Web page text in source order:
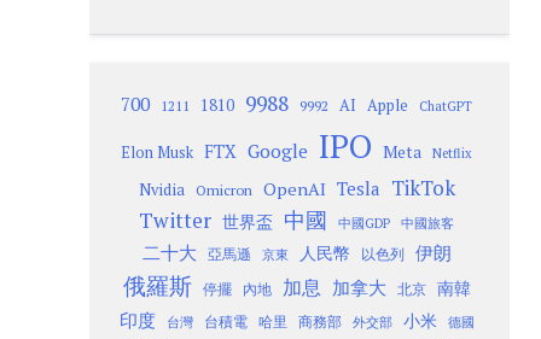
700 1211 1810 9988 9992 AI Apple ChatGPT
Elon Musk FTX Google IPO Meta Netflix
Nvidia Omicron OpenAI Tesla TikTok
Twitter 世界盃 中國 中國GDP 中國旅客
二十大 亞馬遜 京東 人民幣 以色列 伊朗
俄羅斯 停擺 內地 加息 加拿大 北京
南韓
印度
台灣 台積電 哈里 商務部 外交部 小米 德國